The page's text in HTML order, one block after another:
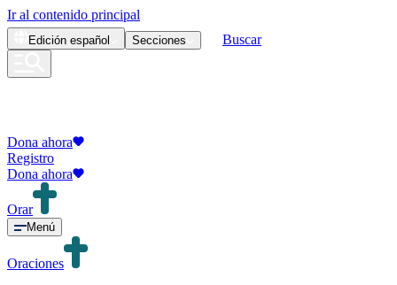
Ir al contenido principal
Edición español Secciones Buscar
Dona ahora
Registro
Dona ahora
Orar
Menú
Oraciones